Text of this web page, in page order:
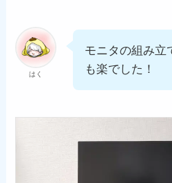
はく
モニタの組み立
も楽でした！